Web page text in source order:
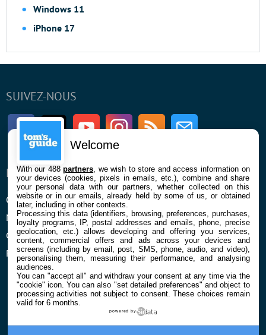
Windows 11
iPhone 17
SUIVEZ-NOUS
FacebookTwitter Youtube InstagramRSS Newsletter
ENTREPRISE
Qui sommes nous
Mentions légales et CGU
Confidentialité et Cookies
Préférences cookies
À PROPOS
La rédaction
Contact
Welcome
With our 488partners , we wish to store and access information on
your devices (cookies, pixels in emails, etc.), combine and share
your personal data with our partners, whether collected on this
website or in our emails, already held by some of us, or obtained
later, including in other contexts.
Processing this data (identifiers, browsing, preferences, purchases,
loyalty programs, IP, postal addresses and emails, phone, precise
geolocation, etc.) allows developing and offering you services,
content, commercial offers and ads across your devices and
screens (including by email, post, SMS, phone, audio, and video),
personalising them, measuring their performance, and analysing
audiences.
You can "accept all" and withdraw your consent at any time via the
"cookie" icon. You can also "set detailed preferences" and object to
processing activities not subject to consent. These choices remain
valid for 6 months.
powered by